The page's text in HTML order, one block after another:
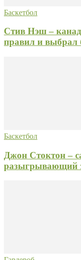
Баскетбол
Стив Нэш –
правил и выбрал
Баскетбол
Джон Стоктон –
разыгрывающий